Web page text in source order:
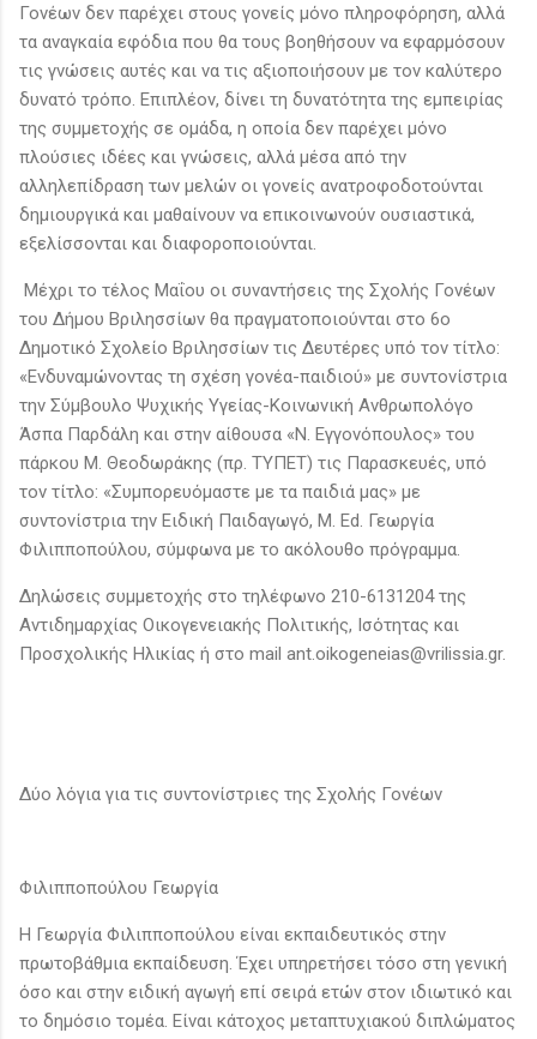
Γονέων δεν παρέχει στους γονείς μόνο πληροφόρηση, αλλά
τα αναγκαία εφόδια που θα τους βοηθήσουν να εφαρμόσουν
τις γνώσεις αυτές και να τις αξιοποιήσουν με τον καλύτερο
δυνατό τρόπο. Επιπλέον, δίνει τη δυνατότητα της εμπειρίας
της συμμετοχής σε ομάδα, η οποία δεν παρέχει μόνο
πλούσιες ιδέες και γνώσεις, αλλά μέσα από την
αλληλεπίδραση των μελών οι γονείς ανατροφοδοτούνται
δημιουργικά και μαθαίνουν να επικοινωνούν ουσιαστικά,
εξελίσσονται και διαφοροποιούνται.
Μέχρι το τέλος Μαΐου οι συναντήσεις της Σχολής Γονέων
του Δήμου Βριλησσίων θα πραγματοποιούνται στο 6ο
Δημοτικό Σχολείο Βριλησσίων τις Δευτέρες υπό τον τίτλο:
«Ενδυναμώνοντας τη σχέση γονέα-παιδιού» με συντονίστρια
την Σύμβουλο Ψυχικής Υγείας-Κοινωνική Ανθρωπολόγο
Άσπα Παρδάλη και στην αίθουσα «Ν. Εγγονόπουλος» του
πάρκου Μ. Θεοδωράκης (πρ. ΤΥΠΕΤ) τις Παρασκευές, υπό
τον τίτλο: «Συμπορευόμαστε με τα παιδιά μας» με
συντονίστρια την Ειδική Παιδαγωγό, Μ. Εd. Γεωργία
Φιλιπποπούλου, σύμφωνα με το ακόλουθο πρόγραμμα.
Δηλώσεις συμμετοχής στο τηλέφωνο 210-6131204 της
Αντιδημαρχίας Οικογενειακής Πολιτικής, Ισότητας και
Προσχολικής Ηλικίας ή στο mail ant.oikogeneias@vrilissia.gr.
Δύο λόγια για τις συντονίστριες της Σχολής Γονέων
Φιλιπποπούλου Γεωργία
Η Γεωργία Φιλιπποπούλου είναι εκπαιδευτικός στην
πρωτοβάθμια εκπαίδευση. Έχει υπηρετήσει τόσο στη γενική
όσο και στην ειδική αγωγή επί σειρά ετών στον ιδιωτικό και
το δημόσιο τομέα. Είναι κάτοχος μεταπτυχιακού διπλώματος